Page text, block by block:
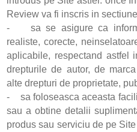
Review va fi inscris in
- sa se asigure ca
realiste, corecte,
aplicabile, respectand astfel
drepturile de autor, de
alte drepturi de proprietate,
- sa foloseasca aceasta
sau a obtine detalii
produs sau serviciu de pe